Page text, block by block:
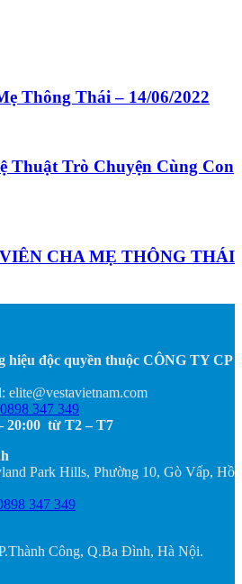
Thông Thái – 14/06/2022
Thuật Trò Chuyện Cùng Con
CHA MẸ THÔNG THÁI
độc quyền thuộc CÔNG TY CP
elite@vestavietnam.com
0898 347 349
20:00 từ T2 – T7
Park Hills, Phường 10, Gò Vấp, Hồ
347 349
Công, Q.Ba Đình, Hà Nội.